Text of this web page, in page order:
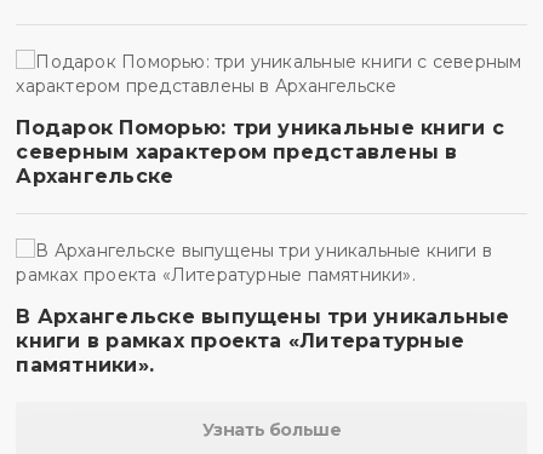
Подарок Поморью: три уникальные книги с
северным характером представлены в
Архангельске
В Архангельске выпущены три уникальные
книги в рамках проекта «Литературные
памятники».
Узнать больше